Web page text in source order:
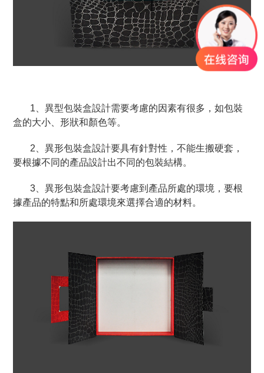
1、異型包裝盒設計需要考慮的因素有很多，如包裝
盒的大小、形狀和顏色等。
2、異形包裝盒設計要具有針對性，不能生搬硬套，
要根據不同的產品設計出不同的包裝結構。
3、異形包裝盒設計要考慮到產品所處的環境，要根
據產品的特點和所處環境來選擇合適的材料。